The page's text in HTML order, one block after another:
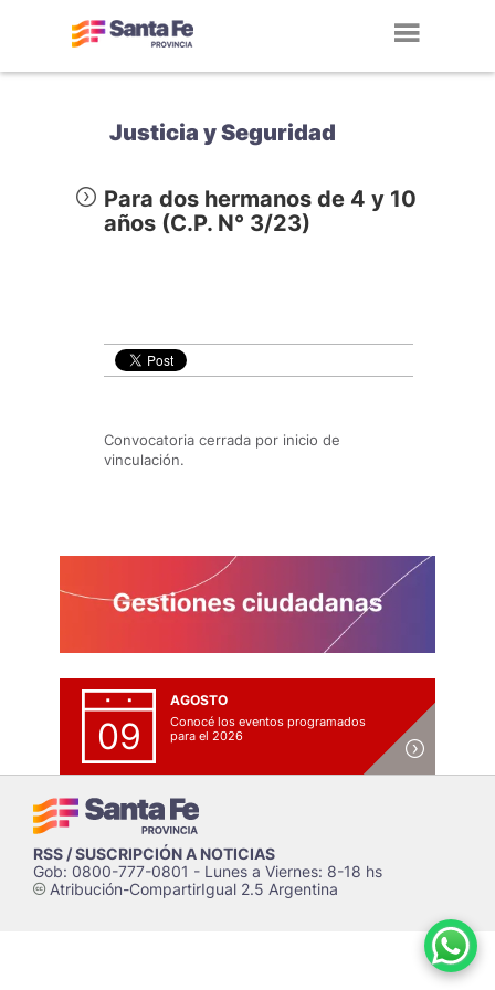
Justicia y Seguridad
Para dos hermanos de 4 y 10
años (C.P. N° 3/23)
Convocatoria cerrada por inicio de
vinculación.
09
AGOSTO
Conocé los eventos programados
para el 2026
RSS / SUSCRIPCIÓN A NOTICIAS
Gob: 0800-777-0801 - Lunes a Viernes: 8-18 hs
cAtribución-CompartirIgual 2.5 Argentina